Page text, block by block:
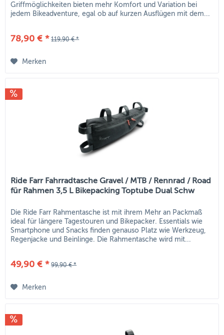
Griffmöglichkeiten bieten mehr Komfort und Variation bei
jedem Bikeadventure, egal ob auf kurzen Ausflügen mit dem...
78,90 € * 119,90 € *
Merken
Ride Farr Fahrradtasche Gravel / MTB / Rennrad / Road
für Rahmen 3,5 L Bikepacking Toptube Dual Schw
Die Ride Farr Rahmentasche ist mit ihrem Mehr an Packmaß
ideal für längere Tagestouren und Bikepacker. Essentials wie
Smartphone und Snacks finden genauso Platz wie Werkzeug,
Regenjacke und Beinlinge. Die Rahmentasche wird mit...
49,90 € * 99,90 € *
Merken